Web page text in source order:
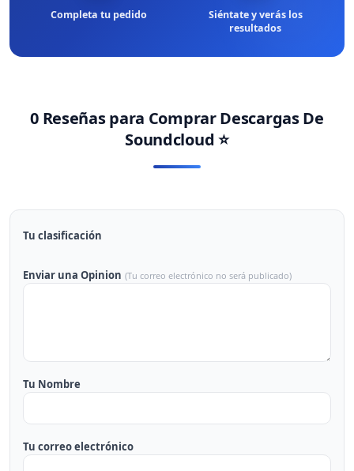
Completa tu pedido
Siéntate y verás los
resultados
0 Reseñas para Comprar Descargas De
Soundcloud ⭐
Tu clasificación
Enviar una Opinion (Tu correo electrónico no será publicado)
Tu Nombre
Tu correo electrónico